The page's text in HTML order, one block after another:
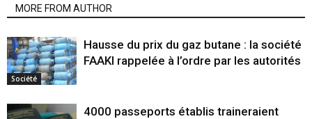
MORE FROM AUTHOR
Société
Hausse du prix du gaz butane : la société
FAAKI rappelée à l’ordre par les autorités
4000 passeports établis traineraient